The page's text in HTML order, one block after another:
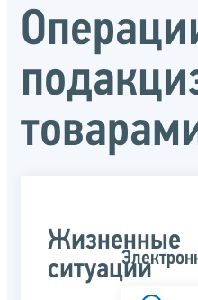
Жизненные
ситуации